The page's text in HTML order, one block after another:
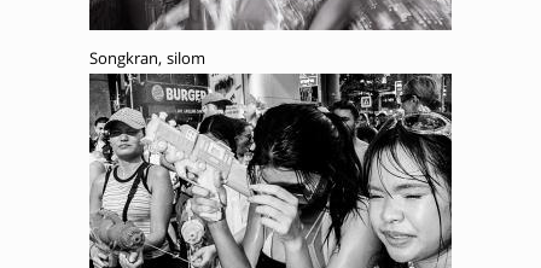
Songkran, silom